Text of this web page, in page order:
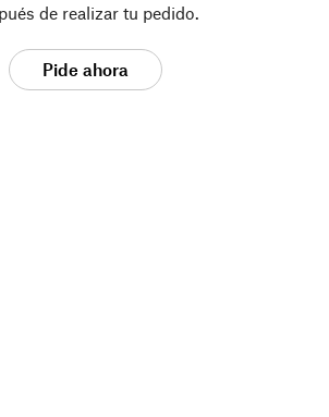
de realizar tu pedido.
Pide ahora